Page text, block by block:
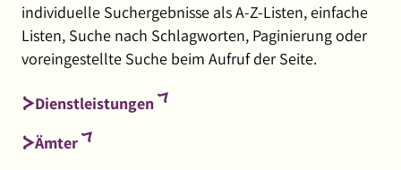
individuelle Suchergebnisse als A-Z-Listen, einfache
Listen, Suche nach Schlagworten, Paginierung oder
voreingestellte Suche beim Aufruf der Seite.
Dienstleistungen(externer
Ämter(externer